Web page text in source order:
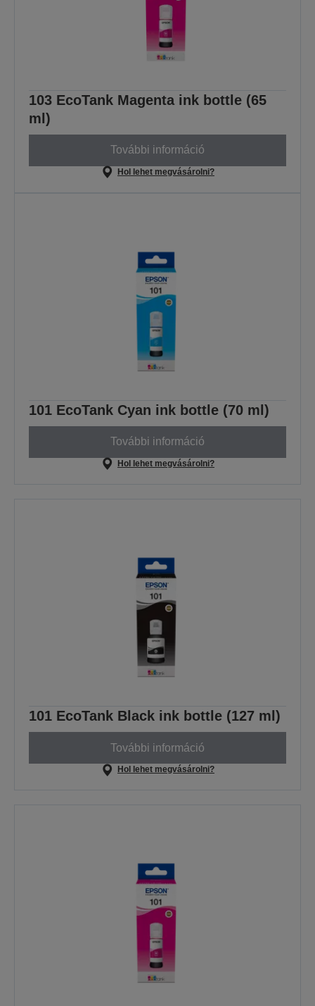
103 EcoTank Magenta ink bottle (65
ml)
További információ
Hol lehet megvásárolni?
101 EcoTank Cyan ink bottle (70 ml)
További információ
Hol lehet megvásárolni?
101 EcoTank Black ink bottle (127 ml)
További információ
Hol lehet megvásárolni?